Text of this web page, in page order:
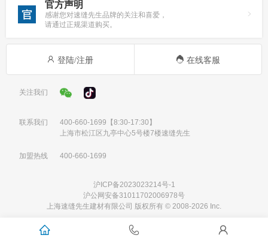
官方声明
感谢您对速缝先生品牌的关注和喜爱，
请通过正规渠道购买。
登陆/注册 在线客服
关注我们
联系我们 400-660-1699 【8:30-17:30】
上海市松江区九亭中心5号楼7楼速缝先生
加盟热线 400-660-1699
沪ICP备2023023214号-1
沪公网安备31011702006978号
上海速缝先生建材有限公司 版权所有 © 2008-2026 Inc.